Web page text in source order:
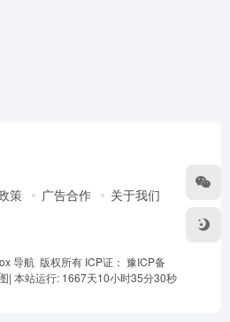
策 广告合作 关于我们
导航 版权所有 ICP证： 豫ICP备
| 本站运行: 1667天10小时35分30秒